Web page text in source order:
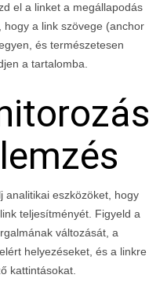
el a linket a megállapodás
hogy a link szövege (anchor
és természetesen
a tartalomba.
analitikai eszközöket, hogy
teljesítményét. Figyeld a
változását, a
helyezéseket, és a linkre
kattintásokat.